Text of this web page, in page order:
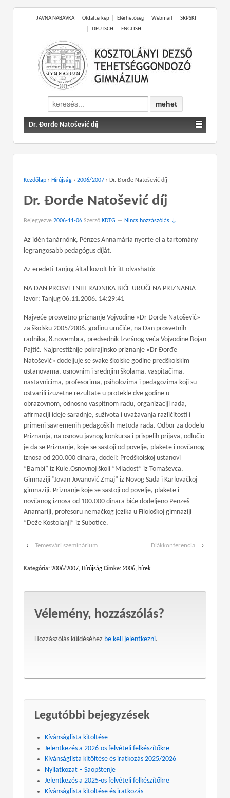
JAVNA NABAVKA Oldaltérkép Elérhetőség Webmail
SRPSKI
DEUTSCH
ENGLISH
Search
for:
Dr. Đorđe Natošević díj
Kezdőlap › Hírújság › 2006/2007 › Dr. Đorđe Natošević díj
Dr. Đorđe Natošević díj
Bejegyezve 2006-11-06 Szerző KDTG — Nincs hozzászólás ↓
Az idén tanárnőnk, Pénzes Annamária nyerte el a tartomány
legrangosabb pedagógus díját.
Az eredeti Tanjug által közölt hír itt olvasható:
NA DAN PROSVETNIH RADNIKA BIĆE URUČENA PRIZNANJA
Izvor: Tanjug 06.11.2006. 14:29:41
Najveće prosvetno priznanje Vojvodine «Dr Đorđe Natošević»
za školsku 2005/2006. godinu uručiće, na Dan prosvetnih
radnika, 8.novembra, predsednik Izvršnog veća Vojvodine Bojan
Pajtić. Najprestižnije pokrajinsko priznanje «Dr Đorđe
Natošević» dodeljuje se svake školske godine predškolskim
ustanovama, osnovnim i srednjim školama, vaspitačima,
nastavnicima, profesorima, psiholozima i pedagozima koji su
ostvarili izuzetne rezultate u protekle dve godine u
obrazovnom, odnosno vaspitnom radu, organizaciji rada,
afirmaciji ideje saradnje, suživota i uvažavanja različitosti i
primeni savremenih pedagoških metoda rada. Odbor za dodelu
Priznanja, na osnovu javnog konkursa i prispelih prijava, odlučio
je da se Priznanje, koje se sastoji od povelje, plakete i novčanog
iznosa od 200.000 dinara, dodeli: Predškolskoj ustanovi
”Bambi” iz Kule,Osnovnoj školi ”Mladost” iz Tomaševca,
Gimnaziji ”Jovan Jovanović Zmaj” iz Novog Sada i Karlovačkoj
gimnaziji. Priznanje koje se sastoji od povelje, plakete i
novčanog iznosa od 100.000 dinara biće dodeljeno Penzeš
Anamariji, profesoru nemačkog jezika u Filološkoj gimnaziji
”Deže Kostolanji” iz Subotice.
‹ Temesvári szeminárium Diákkonferencia ›
Kategória: 2006/2007, Hírújság Címke: 2006, hírek
Vélemény, hozzászólás?
Hozzászólás küldéséhez be kell jelentkezni.
Legutóbbi bejegyzések
Kívánságlista kitöltése
Jelentkezés a 2026-os felvételi felkészítőkre
Kívánságlista kitöltése és iratkozás 2025/2026
Nyilatkozat – Saopštenje
Jelentkezés a 2025-ös felvételi felkészítőkre
Kívánságlista kitöltése és iratkozás